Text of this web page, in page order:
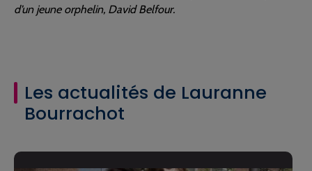
d’un jeune orphelin, David Belfour.
Les actualités de Lauranne
Bourrachot